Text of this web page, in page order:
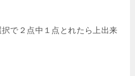
で２点中１点とれたら上出来